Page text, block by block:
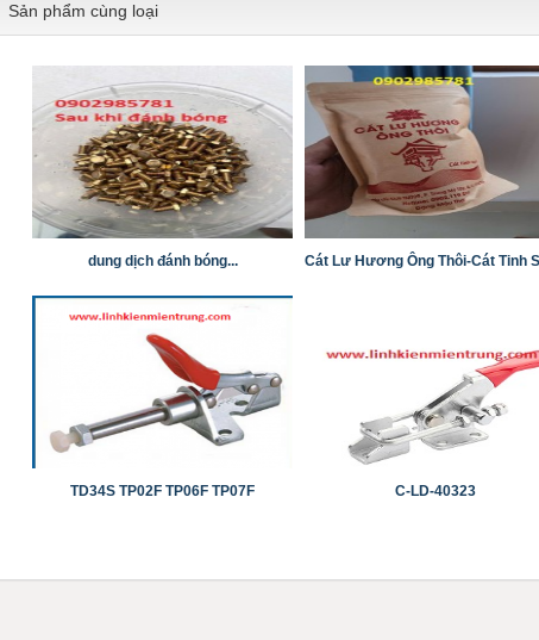
Sản phẩm cùng loại
dung dịch đánh bóng... Cát Lư Hương Ông Thôi-Cát Tinh
TD34S TP02F TP06F TP07F C-LD-40323